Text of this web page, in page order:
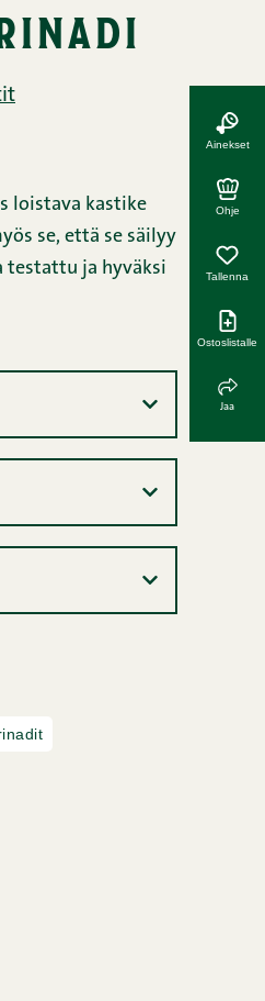
loistava kastike
se, että se säilyy
testattu ja hyväksi
Ainekset
Ohje
Tallenna
Ostoslistalle
Jaa